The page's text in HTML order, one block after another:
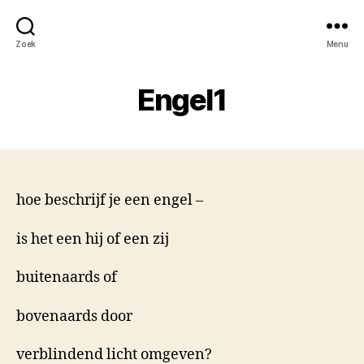
Zoek Menu
Engel1
hoe beschrijf je een engel –
is het een hij of een zij
buitenaards of
bovenaards door
verblindend licht omgeven?